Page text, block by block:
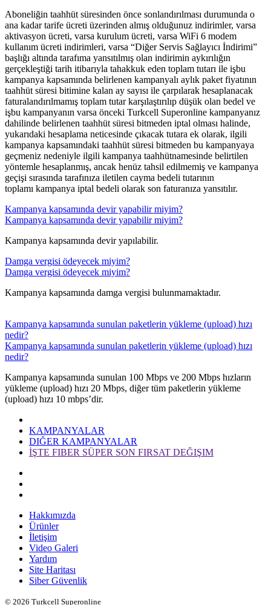
Aboneliğin taahhüt süresinden önce sonlandırılması durumunda o
ana kadar tarife ücreti üzerinden almış olduğunuz indirimler, varsa
aktivasyon ücreti, varsa kurulum ücreti, varsa WiFi 6 modem
kullanım ücreti indirimleri, varsa “Diğer Servis Sağlayıcı İndirimi”
başlığı altında tarafıma yansıtılmış olan indirimin aykırılığın
gerçekleştiği tarih itibarıyla tahakkuk eden toplam tutarı ile işbu
kampanya kapsamında belirlenen kampanyalı aylık paket fiyatının
taahhüt süresi bitimine kalan ay sayısı ile çarpılarak hesaplanacak
faturalandırılmamış toplam tutar karşılaştırılıp düşük olan bedel ve
işbu kampanyanın varsa önceki Turkcell Superonline kampanyanız
dahilinde belirlenen taahhüt süresi bitmeden iptal olması halinde,
yukarıdaki hesaplama neticesinde çıkacak tutara ek olarak, ilgili
kampanya kapsamındaki taahhüt süresi bitmeden bu kampanyaya
geçmeniz nedeniyle ilgili kampanya taahhütnamesinde belirtilen
yöntemle hesaplanmış, ancak henüz tahsil edilmemiş ve kampanya
geçişi sırasında tarafınıza iletilen cayma bedeli tutarının
toplamı kampanya iptal bedeli olarak son faturanıza yansıtılır.​​
Kampanya kapsamında devir yapabilir miyim?
Kampanya kapsamında devir yapabilir miyim?
Kampanya kapsamında devir yapılabilir.​​
Damga vergisi ödeyecek miyim?
Damga vergisi ödeyecek miyim?
Kampanya kapsamında damga vergisi bulunmamaktadır.
Kampanya kapsamında sunulan paketlerin yükleme (upload) hızı
nedir?
Kampanya kapsamında sunulan paketlerin yükleme (upload) hızı
nedir?
Kampan​ya kapsamında sunulan 100 Mbps ve 200 Mbps hızların
yükleme (upload) hızı 20 Mbps, diğer tüm paketlerin yükleme
(upload) hızı 10 mbps’dir.​​
KAMPANYALAR
DIĞER KAMPANYALAR
İŞTE FIBER SÜPER SON FIRSAT DEĞIŞIM
Hakkımızda
Ürünler
İletişim
Video Galeri
Yardım
Site Haritası
Siber Güvenlik
© 2026 Turkcell Superonline